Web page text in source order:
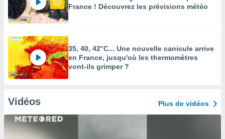
France ! Découvrez les prévisions météo
35, 40, 42°C... Une nouvelle canicule arrive
en France, jusqu'où les thermomètres
vont-ils grimper ?
Vidéos Plus de vidéos